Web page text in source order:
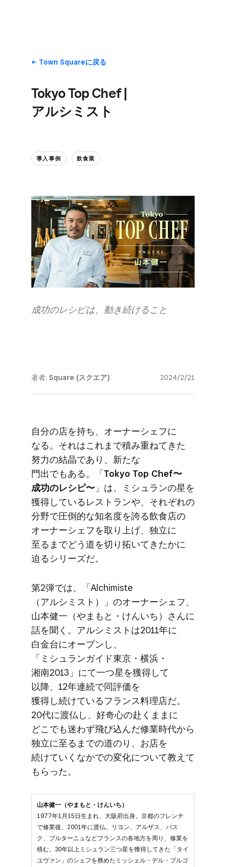
Town Squareに​戻る
Tokyo Top Chef |
アルシミスト
導入事例 飲食業
成功の​レシピは、​動き続ける​こと
著者: Square (スクエア) 2024/2/21
自分の​店を​持ち、​オーナーシェフに​
なる。​それは​これまで​積み重ねてきた​
努力の​結晶であり、​新たな​
門出でもある。​「 Tokyo Top Chef〜
成功の​レシピ〜 」は、​ミシュランの​星を​
獲得している​レストランや、​それぞれの​
分野で​圧倒的な​知名度を​誇る​飲食店の​
オーナーシェフを​取り上げ、​独立に​
至るまで​どう​道を​切り拓いてきたかに​
迫る​シリーズだ。
第2弾では、​「Alchimiste​
（アルシミスト）」の​オーナーシェフ、​
山本健​一​（やまもと​・けんいち）さんに​
話を​聞く。​アルシミストは​2011年に​
白金台に​オープンし、​
「ミシュランガイド東京・横浜・
湘南2013」にて​一つ​星を​獲得して​
以降、​12年連続で​同評価を​
獲得し続けている​フランス料理店だ。​
20代に​渡仏し、​好奇心の​赴くままに​
どこでも​迷わず​飛び込んだ​修業時代から​
独立に​至るまでの​道のり、​お店を​
続けていく​なかでの​変化に​ついて​教えて​
もらった。
山本健一（やまもと・けんいち）
1977年1月15日生まれ、大阪府出身。京都のフレンチ
で修業後、2001年に渡仏。リヨン、アルザス、バス
ク、ブルターニュなどフランスの各地方を周り、修業を
積む。30年以上ミシュラン三つ星を獲得してきた「タイ
ユヴァン」のシェフを務めたミッシェル・デル・ブルゴ